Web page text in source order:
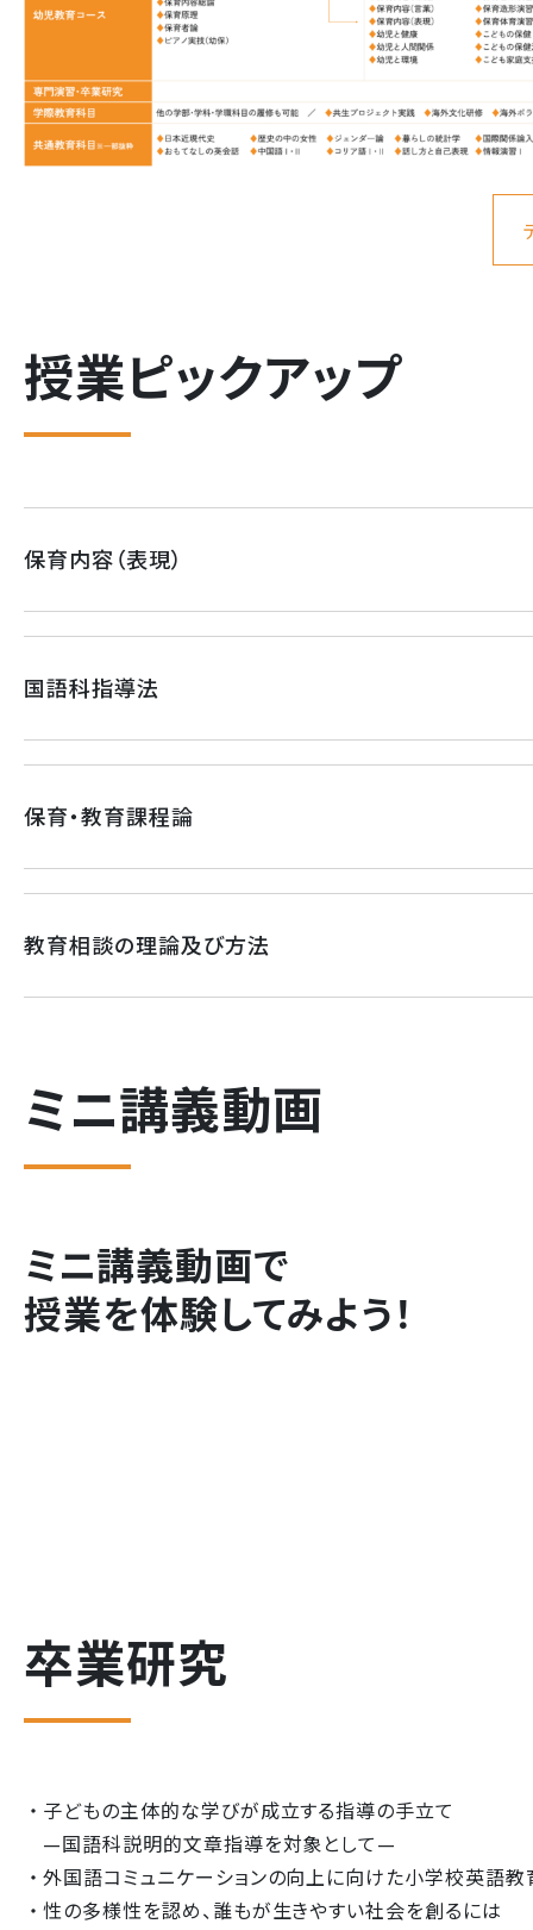
授業ピックアップ
保育内容（表現）
国語科指導法
保育・教育課程論
教育相談の理論及び方法
ミニ講義動画
ミニ講義動画で
授業を体験してみよう！
卒業研究
子どもの主体的な学びが成立する指導の手立て
—国語科説明的文章指導を対象として—
外国語コミュニケーションの向上に向けた小学校英語
性の多様性を認め、誰もが生きやすい社会を創るには